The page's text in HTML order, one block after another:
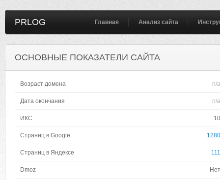
PRLOG Главная Анализ сайта
ОСНОВНЫЕ ПОКАЗАТЕЛИ САЙТА
Возраст домена n/a
Дата окончания n/a
ИКС 10
Страниц в Google 1280
Страниц в Яндексе 111
Dmoz Нет